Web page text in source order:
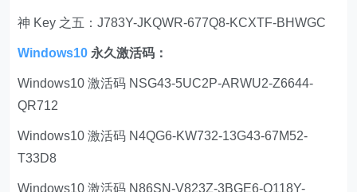
神 Key 之五：J783Y-JKQWR-677Q8-KCXTF-BHWGC
Windows10 永久激活码：
Windows10 激活码 NSG43-5UC2P-ARWU2-Z6644-
QR712
Windows10 激活码 N4QG6-KW732-13G43-67M52-
T33D8
Windows10 激活码 N86SN-V823Z-3BGE6-Q118Y-